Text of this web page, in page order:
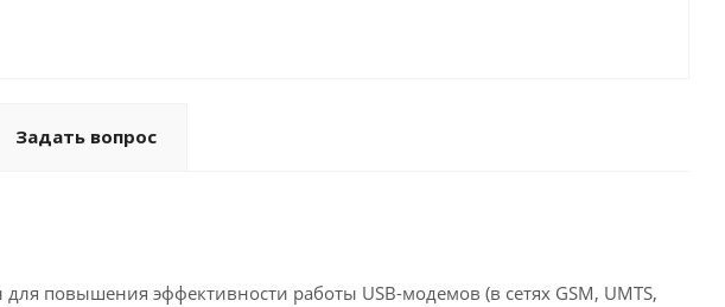
Задать вопрос
повышения эффективности работы USB-модемов (в сетях GSM, UMTS,